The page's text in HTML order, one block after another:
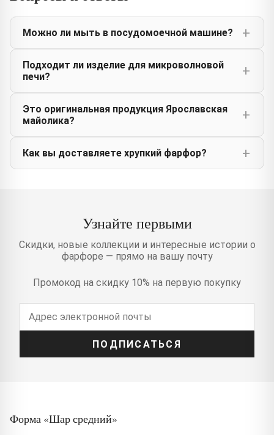
Можно ли мыть в посудомоечной машине?
Подходит ли изделие для микроволновой
печи?
Это оригинальная продукция Ярославская
майолика?
Как вы доставляете хрупкий фарфор?
Узнайте первыми
Скидки, новые коллекции и интересные истории о
фарфоре — прямо на вашу почту
Промокод на скидку 10% на первую покупку
ПОДПИСАТЬСЯ
Форма «Шар средний»